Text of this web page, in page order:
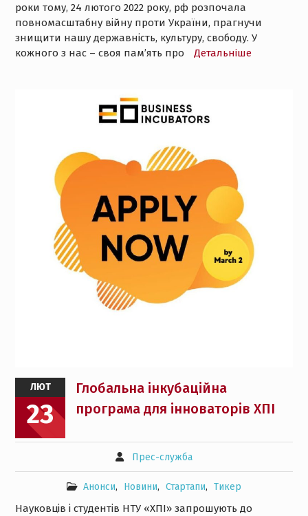
роки тому, 24 лютого 2022 року, рф розпочала
повномасштабну війну проти України, прагнучи
знищити нашу державність, культуру, свободу. У
кожного з нас – своя пам’ять про
Детальнiше
ЛЮТ
23
Глобальна інкубаційна
програма для інноваторів ХПІ
Прес-служба
Анонси, Новини, Стартапи, Тикер
Науковців і студентів НТУ «ХПІ» запрошують до